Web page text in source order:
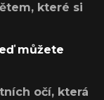
které si
můžete
očí, která